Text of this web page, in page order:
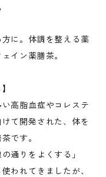
に。体調を整える薬
イン薬膳茶。
高脂血症やコレステ
て開発された、体を
です。
通りをよくする」
われてきましたが、